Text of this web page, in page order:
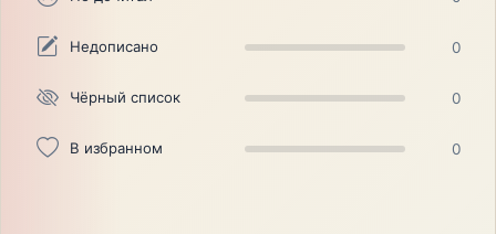
Недописано 0
Чёрный список 0
В избранном 0